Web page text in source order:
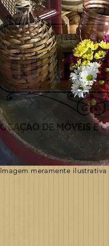
Imagem meramente ilustrativa